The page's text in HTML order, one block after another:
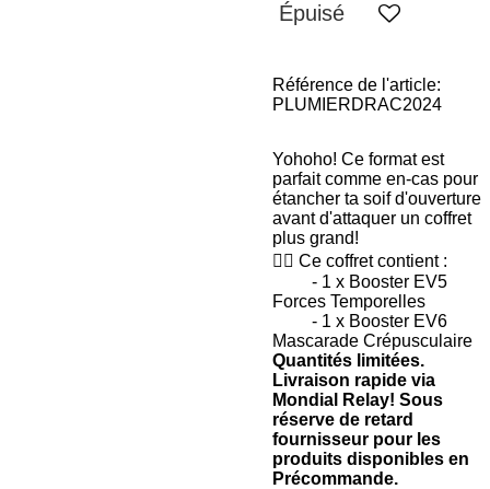
Épuisé
Référence de l'article:
PLUMIERDRAC2024
Yohoho! Ce format est
parfait comme en-cas pour
étancher ta soif d'ouverture
avant d'attaquer un coffret
plus grand!
🧙‍♂️ Ce coffret contient :
- 1 x Booster EV5
Forces Temporelles
- 1 x Booster EV6
Mascarade Crépusculaire
Quantités limitées.
Livraison rapide via
Mondial Relay! Sous
réserve de retard
fournisseur pour les
produits disponibles en
Précommande.